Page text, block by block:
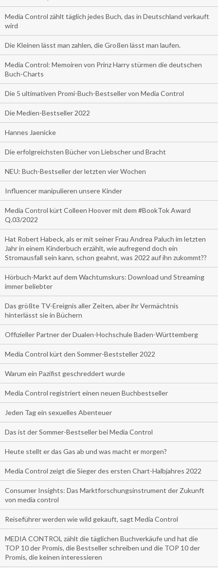
Media Control zählt täglich jedes Buch, das in Deutschland verkauft
wird
Die Kleinen lässt man zahlen, die Großen lässt man laufen.
Media Control: Memoiren von Prinz Harry stürmen die deutschen
Buch-Charts
Die 5 ultimativen Promi-Buch-Bestseller von Media Control
Die Medien-Bestseller 2022
Hannes Jaenicke
Die erfolgreichsten Bücher von Liebscher und Bracht
NEU: Buch-Bestseller der letzten vier Wochen
Influencer manipulieren unsere Kinder
Media Control kürt Colleen Hoover mit dem #BookTok Award
Q.03/2022
Hat Robert Habeck, als er mit seiner Frau Andrea Paluch im letzten
Jahr in einem Kinderbuch erzählt, wie aufregend doch ein
Stromausfall sein kann, schon geahnt, was 2022 auf ihn zukommt??
Hörbuch-Markt auf dem Wachtumskurs: Download und Streaming
immer beliebter
Das größte TV-Ereignis aller Zeiten, aber ihr Vermächtnis
hinterlässt sie in Büchern
Offizieller Partner der Dualen-Hochschule Baden-Württemberg
Media Control kürt den Sommer-Beststeller 2022
Warum ein Pazifist geschreddert wurde
Media Control registriert einen neuen Buchbestseller
Jeden Tag ein sexuelles Abenteuer
Das ist der Sommer-Bestseller bei Media Control
Heute stellt er das Gas ab und was macht er morgen?
Media Control zeigt die Sieger des ersten Chart-Halbjahres 2022
Consumer Insights: Das Marktforschungsinstrument der Zukunft
von media control
Reiseführer werden wie wild gekauft, sagt Media Control
MEDIA CONTROL zählt die täglichen Buchverkäufe und hat die
TOP 10 der Promis, die Bestseller schreiben und die TOP 10 der
Promis, die keinen interessieren